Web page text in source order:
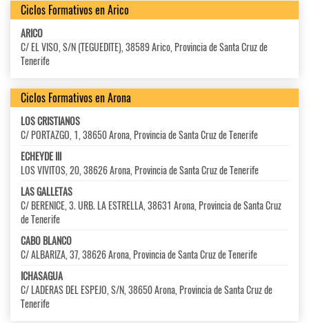
Ciclos Formativos en Arico
ARICO
C/ EL VISO, S/N (TEGUEDITE), 38589 Arico, Provincia de Santa Cruz de
Tenerife
Ciclos Formativos en Arona
LOS CRISTIANOS
C/ PORTAZGO, 1, 38650 Arona, Provincia de Santa Cruz de Tenerife
ECHEYDE III
LOS VIVITOS, 20, 38626 Arona, Provincia de Santa Cruz de Tenerife
LAS GALLETAS
C/ BERENICE, 3. URB. LA ESTRELLA, 38631 Arona, Provincia de Santa Cruz
de Tenerife
CABO BLANCO
C/ ALBARIZA, 37, 38626 Arona, Provincia de Santa Cruz de Tenerife
ICHASAGUA
C/ LADERAS DEL ESPEJO, S/N, 38650 Arona, Provincia de Santa Cruz de
Tenerife